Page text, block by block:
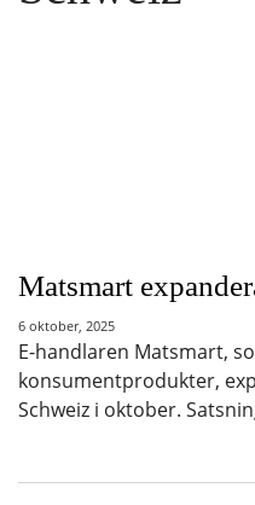
Matsmart
6 oktober, 2025
E-handlaren Matsmart,
konsumentprodukter,
Schweiz i oktober.